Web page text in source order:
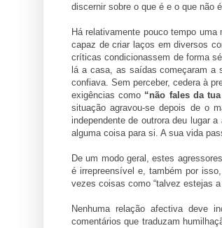
discernir sobre o que é e o que não
Há relativamente pouco tempo
capaz de criar laços em diversos
críticas condicionassem de forma
lá a casa, as saídas começaram a
confiava. Sem perceber, cedera à
exigências como “não fales da
situação agravou-se depois de o
independente de outrora deu lugar
alguma coisa para si. A sua vida
De um modo geral, estes
é irrepreensível e, também por
vezes coisas como “talvez estejas
Nenhuma relação afectiva deve
comentários que traduzam